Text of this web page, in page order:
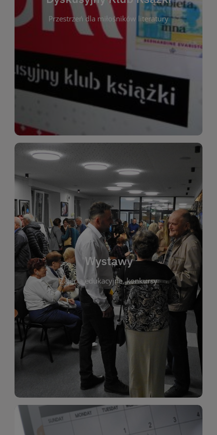
Przestrzeń dla miłośników literatury
Dyskusyjny Klub Ksążki
Dyskusyjny Klub Książki to przestrzeń dla
miłośników literatury, którzy lubią dzielić się
opiniami i emocjami po lekturze. Spotykamy się
regularnie, by rozmawiać o wybranych tytułach z
różnych gatunków literackich. Każde spotkanie to
okazja do inspirującej dyskusji, wymiany
Wystawy
Zajęcia edukacyjne, konkursy
Wystawy
Biblioteka organizuje prezentujące zarówno
sztukę lokalnych twórców, jak i zbiory tematyczne.
W tej sekcji znajdziesz informacje o aktualnych
ekspozycjach oraz archiwum wystaw z
poprzednich lat. Prezentowane prace obejmują
malarstwo, fotografię, rękodzieło i inne formy
artystyczne. Każda wystawa to wyjątkowa okazja
do kontaktu z kulturą i sztuką w przestrzeni
biblioteki. Serdecznie zapraszamy wszystkich
miłośników estetycznych doznań!
WIĘCEJ